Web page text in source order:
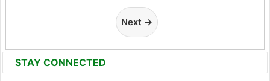
Next →
STAY CONNECTED